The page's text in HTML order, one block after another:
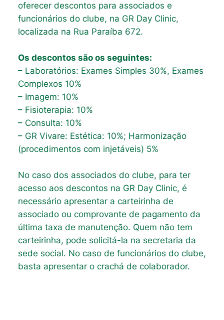
oferecer descontos para associados e
funcionários do clube, na GR Day Clinic,
localizada na Rua Paraíba 672.
Os descontos são os seguintes:
– Laboratórios: Exames Simples 30%, Exames
Complexos 10%
– Imagem: 10%
– Fisioterapia: 10%
– Consulta: 10%
– GR Vivare: Estética: 10%; Harmonização
(procedimentos com injetáveis) 5%
No caso dos associados do clube, para ter
acesso aos descontos na GR Day Clinic, é
necessário apresentar a carteirinha de
associado ou comprovante de pagamento da
última taxa de manutenção. Quem não tem
carteirinha, pode solicitá-la na secretaria da
sede social. No caso de funcionários do clube,
basta apresentar o crachá de colaborador.